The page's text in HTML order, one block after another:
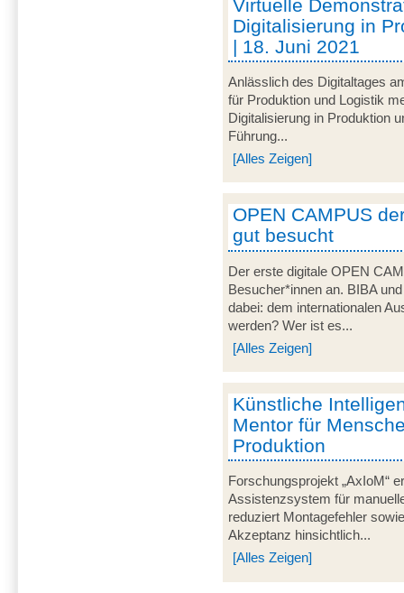
Virtuelle
Digitalisierung in
| 18. Juni 2021
Anlässlich des Digitaltages
für Produktion und Logistik
Digitalisierung in Produktion
Führung...
[Alles Zeigen]
OPEN CAMPUS
gut besucht
Der erste digitale OPEN
Besucher*innen an. BIBA
dabei: dem internationalen
werden? Wer ist es...
[Alles Zeigen]
Künstliche
Mentor für
Produktion
Forschungsprojekt „AxIoM“
Assistenzsystem für
reduziert Montagefehler
Akzeptanz hinsichtlich...
[Alles Zeigen]